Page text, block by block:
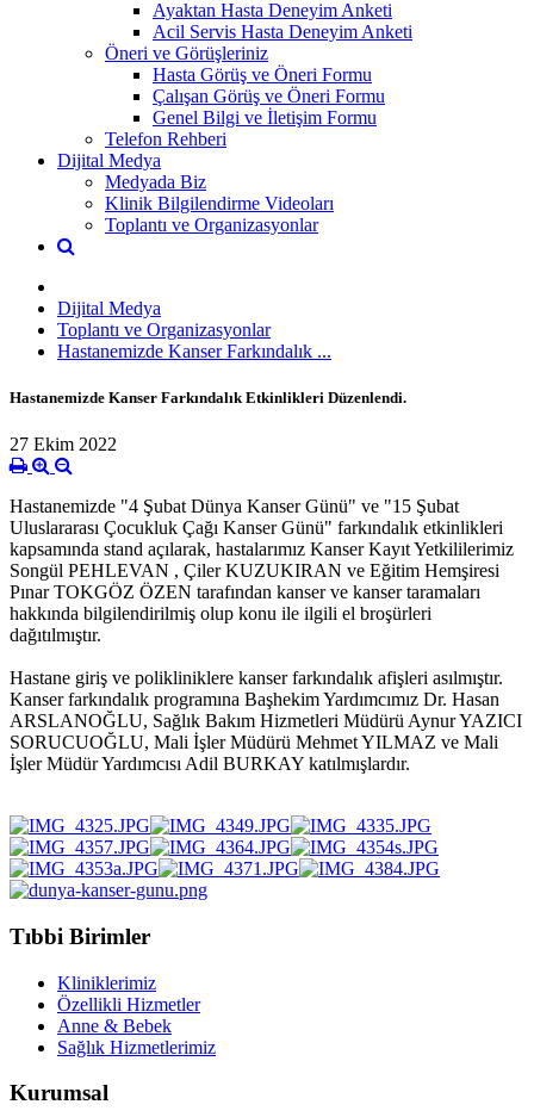
Ayaktan Hasta Deneyim Anketi
Acil Servis Hasta Deneyim Anketi
Öneri ve Görüşleriniz
Hasta Görüş ve Öneri Formu
Çalışan Görüş ve Öneri Formu
Genel Bilgi ve İletişim Formu
Telefon Rehberi
Dijital Medya
Medyada Biz
Klinik Bilgilendirme Videoları
Toplantı ve Organizasyonlar
Dijital Medya
Toplantı ve Organizasyonlar
Hastanemizde Kanser Farkındalık ...
Hastanemizde Kanser Farkındalık Etkinlikleri Düzenlendi.
27 Ekim 2022
Hastanemizde "4 Şubat Dünya Kanser Günü" ve "15 Şubat
Uluslararası Çocukluk Çağı Kanser Günü" farkındalık etkinlikleri
kapsamında stand açılarak, hastalarımız Kanser Kayıt Yetkililerimiz
Songül PEHLEVAN , Çiler KUZUKIRAN ve Eğitim Hemşiresi
Pınar TOKGÖZ ÖZEN tarafından kanser ve kanser taramaları
hakkında bilgilendirilmiş olup konu ile ilgili el broşürleri
dağıtılmıştır.
Hastane giriş ve polikliniklere kanser farkındalık afişleri asılmıştır.
Kanser farkındalık programına Başhekim Yardımcımız Dr. Hasan
ARSLANOĞLU, Sağlık Bakım Hizmetleri Müdürü Aynur YAZICI
SORUCUOĞLU, Mali İşler Müdürü Mehmet YILMAZ ve Mali
İşler Müdür Yardımcısı Adil BURKAY katılmışlardır.
Tıbbi Birimler
Kliniklerimiz
Özellikli Hizmetler
Anne & Bebek
Sağlık Hizmetlerimiz
Kurumsal